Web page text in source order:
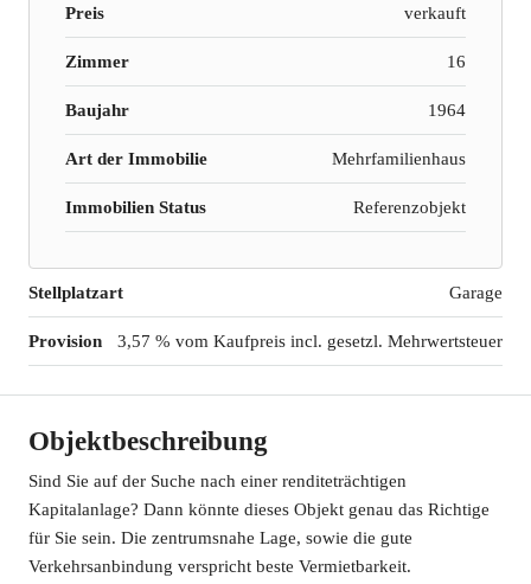
Preis verkauft
Zimmer 16
Baujahr 1964
Art der Immobilie Mehrfamilienhaus
Immobilien Status Referenzobjekt
Stellplatzart Garage
Provision 3,57 % vom Kaufpreis incl. gesetzl. Mehrwertsteuer
Objektbeschreibung
Sind Sie auf der Suche nach einer renditeträchtigen
Kapitalanlage? Dann könnte dieses Objekt genau das Richtige
für Sie sein. Die zentrumsnahe Lage, sowie die gute
Verkehrsanbindung verspricht beste Vermietbarkeit.